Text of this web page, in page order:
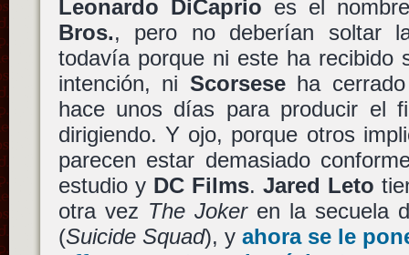
Leonardo DiCaprio es el
Bros., pero no deberían soltar
todavía porque ni este ha recibido
intención, ni Scorseseha cerrado
hace unos días para producir el
dirigiendo. Y ojo, porque otros
parecen estar demasiado
estudio y DC Films. Jared Leto
otra vez The Jokeren la secuela
(Suicide Squad), y ahora se le